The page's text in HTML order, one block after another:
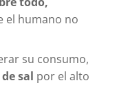
el humano no
su consumo,
sal por el alto